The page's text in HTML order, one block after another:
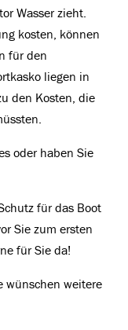
Wasser zieht.
kosten, können
für den
liegen in
den Kosten, die
oder haben Sie
für das Boot
Sie zum ersten
für Sie da!
wünschen weitere